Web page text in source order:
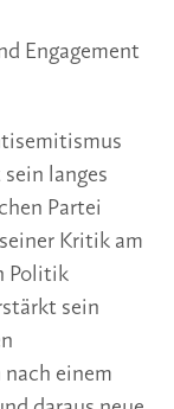
Engagement
langes
Partei
Kritik am
Politik
sein
einem